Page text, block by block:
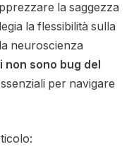
la saggezza
la flessibilità sulla
neuroscienza
non sono bug del
per navigare